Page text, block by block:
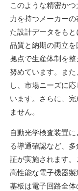
このような精密か
力を持つメーカー
た設計データをも
品質と納期の両立
拠点で生産体制を
努めています。ま
し、市場ニーズに
います。さらに、
ません。
自動光学検査装置
る導通確認など、
証が実施されます
高性能な電子機器
基板は電子回路全